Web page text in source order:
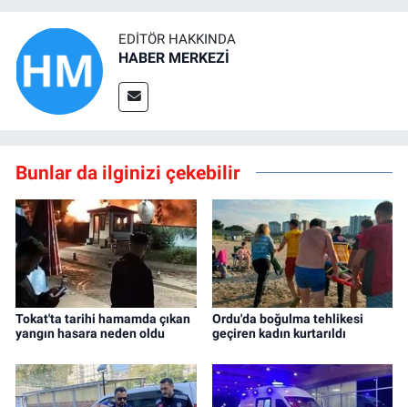
EDITÖR HAKKINDA
HABER MERKEZİ
Bunlar da ilginizi çekebilir
Tokat'ta tarihi hamamda çıkan
yangın hasara neden oldu
Ordu'da boğulma tehlikesi
geçiren kadın kurtarıldı